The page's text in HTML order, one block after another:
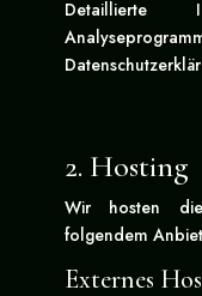
Detaillierte
2. Hosting
Wir hosten
folgendem
Externes